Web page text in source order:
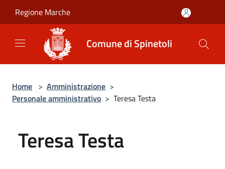
Regione Marche
Comune di Spinetoli
Home > Amministrazione >
Personale amministrativo > Teresa Testa
Teresa Testa